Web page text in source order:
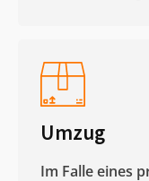
Umzug
Im Falle eines